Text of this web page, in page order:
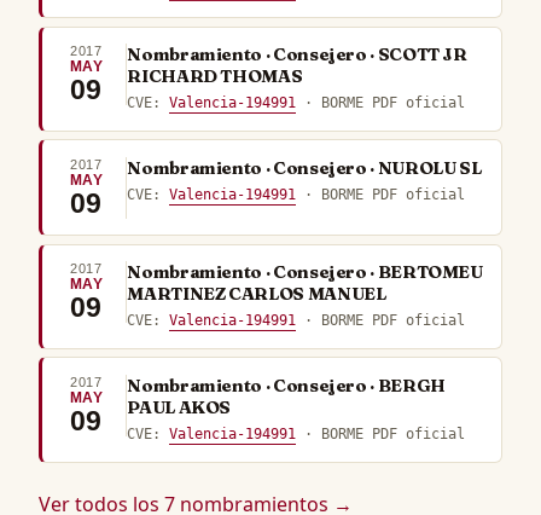
2017
MAY
09
Nombramiento · Consejero · SCOTT JR
RICHARD THOMAS
CVE:Valencia-194991 · BORME PDF oficial
2017
MAY
09
Nombramiento · Consejero · NUROLU SL
CVE:Valencia-194991 · BORME PDF oficial
2017
MAY
09
Nombramiento · Consejero · BERTOMEU
MARTINEZ CARLOS MANUEL
CVE:Valencia-194991 · BORME PDF oficial
2017
MAY
09
Nombramiento · Consejero · BERGH
PAUL AKOS
CVE:Valencia-194991 · BORME PDF oficial
Ver todos los 7 nombramientos →